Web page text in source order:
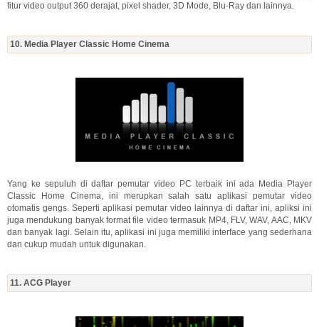
fitur video output 360 derajat, pixel shader, 3D Mode, Blu-Ray dan lainnya.
10. Media Player Classic Home Cinema
Yang ke sepuluh di daftar pemutar video PC terbaik ini ada Media Player
Classic Home Cinema, ini merupkan salah satu aplikasi pemutar video
otomatis gengs. Seperti aplikasi pemutar video lainnya di daftar ini, apliksi ini
juga mendukung banyak format file video termasuk MP4, FLV, WAV, AAC, MKV
dan banyak lagi. Selain itu, aplikasi ini juga memiliki interface yang sederhana
dan cukup mudah untuk digunakan.
11. ACG Player